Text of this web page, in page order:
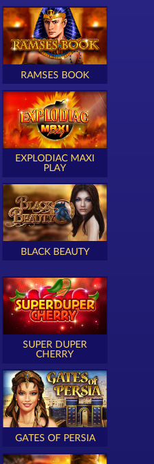
RAMSES BOOK
EXPLODIAC MAXI
PLAY
BLACK BEAUTY
SUPER DUPER
CHERRY
GATES OF PERSIA